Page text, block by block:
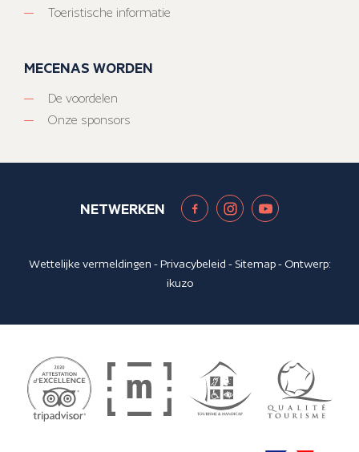
Toeristische informatie
MECENAS WORDEN
De voordelen
Onze sponsors
NETWERKEN
Wettelijke vermeldingen -Privacybeleid - Sitemap- Ontwerp:
ikuzo